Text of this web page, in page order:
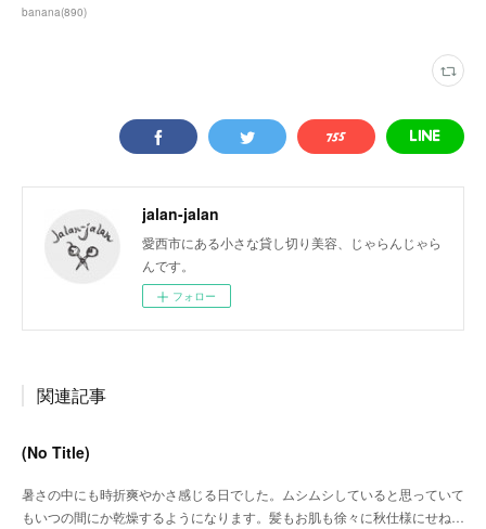
banana(890)
jalan-jalan
愛西市にある小さな貸し切り美容、じゃらんじゃら
んです。
フォロー
関連記事
(No Title)
暑さの中にも時折爽やかさ感じる日でした。ムシムシしていると思っていて
もいつの間にか乾燥するようになります。髪もお肌も徐々に秋仕様にせね…